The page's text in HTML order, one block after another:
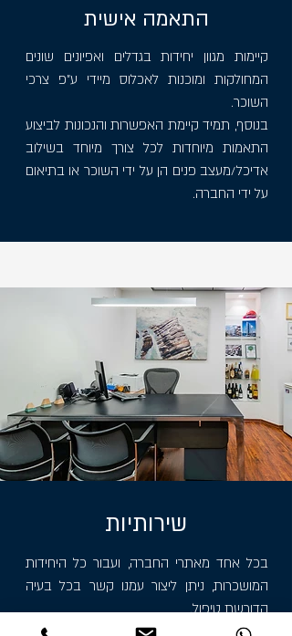
התאמה אישית
קיימות מגוון יחידות בגדלים ואפיונים שונים
המחולקות ומוכנות לאכלוס מיידי ע"פ צרכי
השוכר.
בנוסף, תמיד קיימת האפשרות והנכונות לביצוע
התאמות מיוחדות לכל צורך מיוחד בשילוב
אדיכל/מעצב פנים הן על ידי השוכר או בתיאום
על ידי החברה.
שירותיות
בכל אחד מאתרי החברה, ועבור כל היחידות
המושכרות, ניתן ליצור עמנו קשר בכל בעיה
הדורשת טיפול.
בנוסף, ישנו אב-בית היכול לספק מענה מהיר